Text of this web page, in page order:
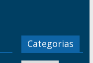
Categorias